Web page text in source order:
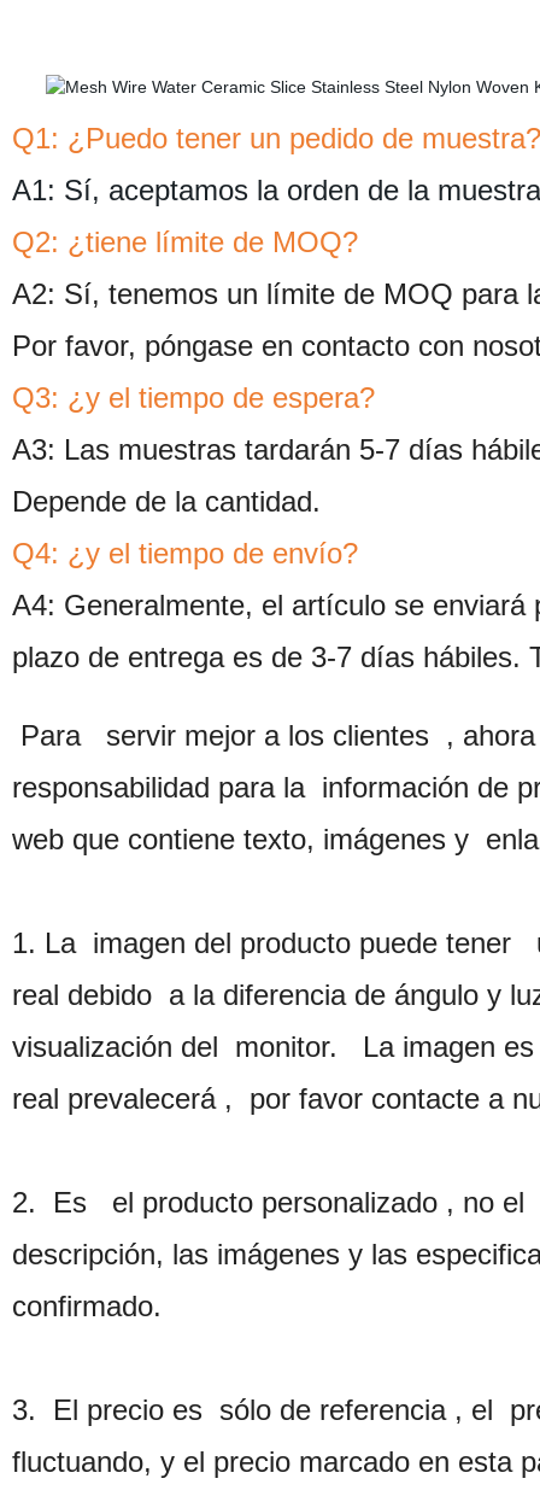
Q1: ¿Puedo tener un pedido de muestra?
A1: Sí, aceptamos la orden de la
Q2: ¿tiene límite de MOQ?
A2: Sí, tenemos un límite de MOQ para
Por favor, póngase en contacto con
Q3: ¿y el tiempo de espera?
A3: Las muestras tardarán 5-7 días
Depende de la cantidad.
Q4: ¿y el tiempo de envío?
A4: Generalmente, el artículo se
plazo de entrega es de 3-7 días hábiles.
Para servir mejor a los clientes ,
responsabilidad para la información de
web que contiene texto, imágenes y
1. La imagen del producto puede tener
real debido a la diferencia de ángulo y
visualización del monitor. La imagen
real prevalecerá , por favor contacte a
2. Es el producto personalizado , no el
descripción, las imágenes y las
confirmado.
3. El precio es sólo de referencia , el
fluctuando, y el precio marcado en